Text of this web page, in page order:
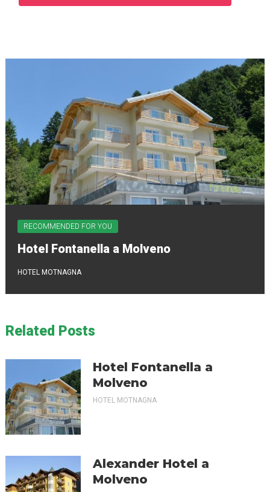
RECOMMENDED FOR YOU
Hotel Fontanella a Molveno
HOTEL MOTNAGNA
Related Posts
Hotel Fontanella a
Molveno
HOTEL MOTNAGNA
Alexander Hotel a
Molveno